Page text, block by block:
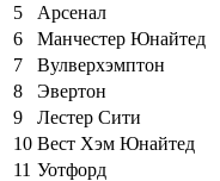
5
Арсенал
6
Манчестер Юнайтед
7
Вулверхэмптон
8
Эвертон
9
Лестер Сити
10 Вест Хэм Юнайтед
11 Уотфорд